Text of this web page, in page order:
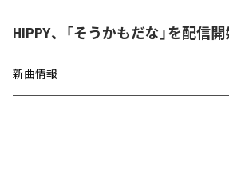
HIPPY、「そうかもだな」を配信
新曲情報